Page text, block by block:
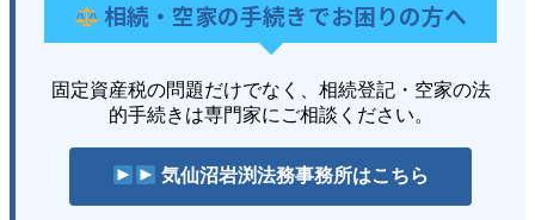
相続・空家の手続きでお困りの方へ
固定資産税の問題だけでなく、相続登記・空家の法
的手続きは専門家にご相談ください。
気仙沼岩渕法務事務所はこちら